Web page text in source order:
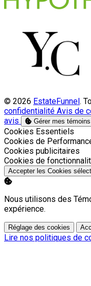
© 2026 EstateFunnel.
confidentialité Avis de
avis
Gérer mes témoins
Activer
Cookies Essentiels
Activer
Cookies de
Activer
Cookies publicitaires
Activer
Cookies de
Accepter les Cookies
Nous utilisons des
expérience.
Réglage des cookies
Lire nos politiques de